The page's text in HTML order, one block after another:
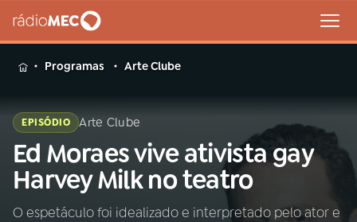
MENU
Buscar
na
Rádio
MEC
Buscar
Programas Arte Clube
EPISÓDIO Arte Clube
Ed Moraes vive ativista gay
Harvey Milk no teatro
O espetáculo foi idealizado e interpretado pelo ator e